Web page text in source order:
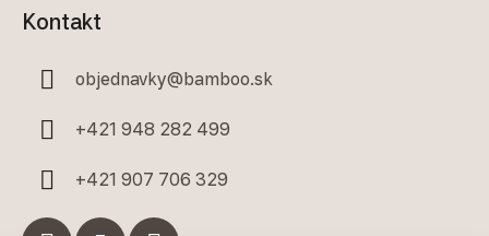
Kontakt
objednavky@bamboo.sk
+421 948 282 499
+421 907 706 329